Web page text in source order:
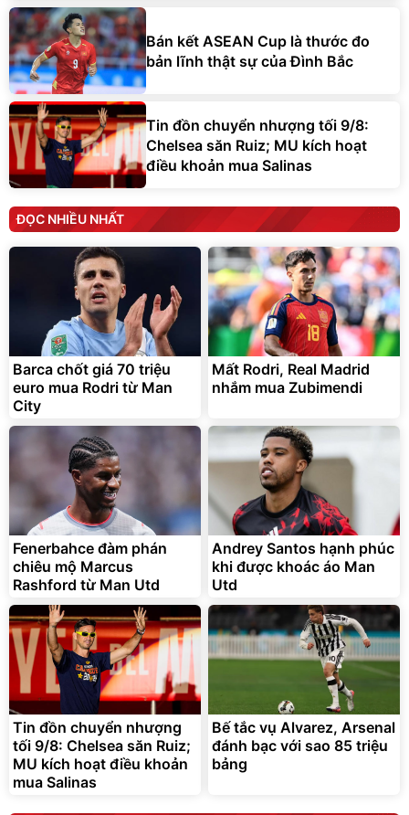
Bán kết ASEAN Cup là thước đo
bản lĩnh thật sự của Đình Bắc
Tin đồn chuyển nhượng tối 9/8:
Chelsea săn Ruiz; MU kích hoạt
điều khoản mua Salinas
ĐỌC NHIỀU NHẤT
Barca chốt giá 70 triệu
euro mua Rodri từ Man
City
Mất Rodri, Real Madrid
nhắm mua Zubimendi
Fenerbahce đàm phán
chiêu mộ Marcus
Rashford từ Man Utd
Andrey Santos hạnh phúc
khi được khoác áo Man
Utd
Tin đồn chuyển nhượng
tối 9/8: Chelsea săn Ruiz;
MU kích hoạt điều khoản
mua Salinas
Bế tắc vụ Alvarez, Arsenal
đánh bạc với sao 85 triệu
bảng